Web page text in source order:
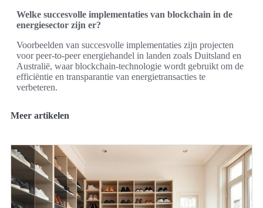
Welke succesvolle implementaties van blockchain in de
energiesector zijn er?
Voorbeelden van succesvolle implementaties zijn projecten
voor peer-to-peer energiehandel in landen zoals Duitsland en
Australië, waar blockchain-technologie wordt gebruikt om de
efficiëntie en transparantie van energietransacties te
verbeteren.
Meer artikelen